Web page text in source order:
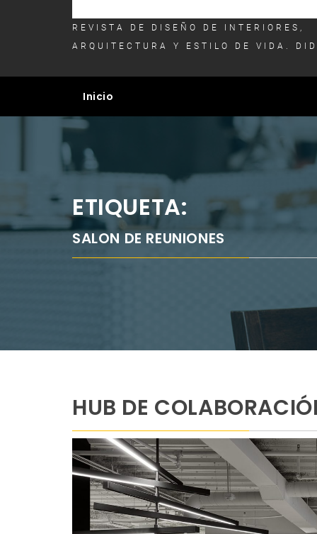
REVISTA DE DISEÑO DE INTERIORES,
ARQUITECTURA Y ESTILO DE VIDA. DID
Inicio
ETIQUETA:
SALON DE REUNIONES
HUB DE